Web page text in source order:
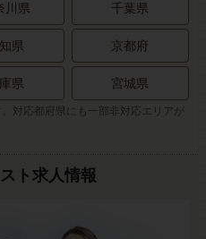
川県 千葉県
県 京都府
県 宮城県
対応都府県にも一部非対応エリアが
ト求人情報